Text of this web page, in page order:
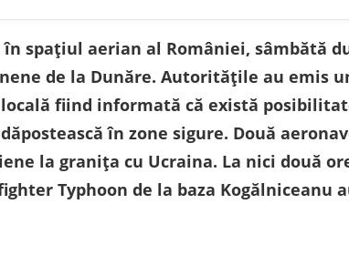
în spațiul aerian al României, sâmbătă
de la Dunăre. Autorităţile au emis
fiind informată că există
în zone sigure. Două
la graniţa cu Ucraina. La nici două
Typhoon de la baza